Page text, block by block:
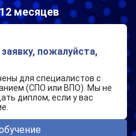
месяцев
пожалуйста,
для специалистов с
(СПО или ВПО). Мы не
диплом, если у вас